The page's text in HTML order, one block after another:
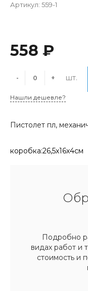
Артикул: 559-1
558 ₽
- + шт.
Нашли дешевле?
Пистолет пл,
коробка:26,5х16х4см
Подробно
видах работ и
стоимость и